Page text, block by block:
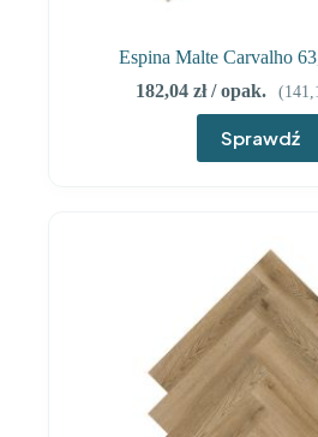
Espina Malte Carvalho
182,04 zł/ opak. (
Sprawdź